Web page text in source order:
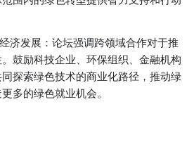
社会。
保护的前沿科技：论坛还聚焦
复和环境保护。展示的技术包
行环境监测和预警、开发新型